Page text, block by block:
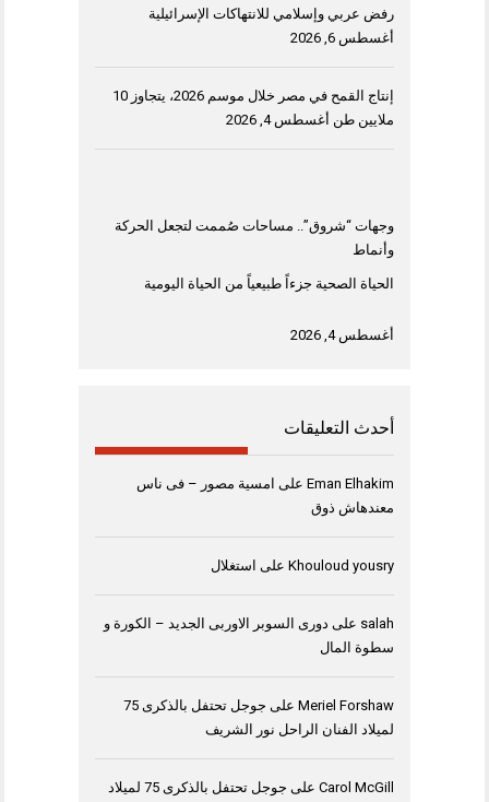
رفض عربي وإسلامي للانتهاكات الإسرائيلية
أغسطس 6, 2026
إنتاج القمح في مصر خلال موسم 2026، يتجاوز 10
ملايين طن أغسطس 4, 2026
وجهات “شروق”.. مساحات صُممت لتجعل الحركة
وأنماط
الحياة الصحية جزءاً طبيعياً من الحياة اليومية
أغسطس 4, 2026
أحدث التعليقات
Eman Elhakim على امسية مصور – فى ناس
معندهاش ذوق
Khouloud yousry على استغلال
salah على دورى السوبر الاوربى الجديد – الكورة و
سطوة المال
Meriel Forshaw على
جوجل تحتفل بالذكرى 75
لميلاد الفنان الراحل نور الشريف
Carol McGill على
جوجل تحتفل بالذكرى 75 لميلاد